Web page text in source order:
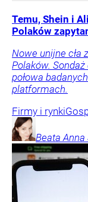
Temu, Shein i
Polaków
Nowe unijne cła
Polaków. Sondaż
połowa
platformach.
Firmy i rynki
Beata Anna